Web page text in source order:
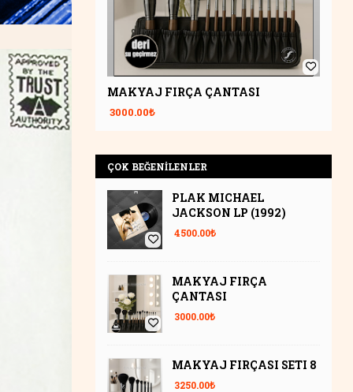
Unique
MAKYAJ FIRÇA ÇANTASI
3000.00₺
ÇOK BEĞENİLENLER
PLAK MICHAEL
JACKSON LP (1992)
4500.00₺
MAKYAJ FIRÇA
ÇANTASI
3000.00₺
MAKYAJ FIRÇASI SETI 8
3250.00₺